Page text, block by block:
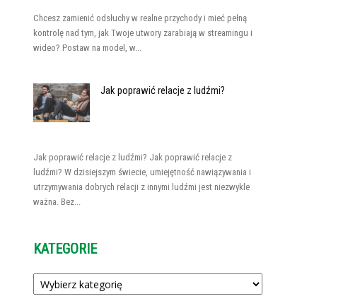
Chcesz zamienić odsłuchy w realne przychody i mieć pełną
kontrolę nad tym, jak Twoje utwory zarabiają w streamingu i
wideo? Postaw na model, w...
Jak poprawić relacje z ludźmi?
Jak poprawić relacje z ludźmi? Jak poprawić relacje z
ludźmi? W dzisiejszym świecie, umiejętność nawiązywania i
utrzymywania dobrych relacji z innymi ludźmi jest niezwykle
ważna. Bez...
KATEGORIE
Kategorie